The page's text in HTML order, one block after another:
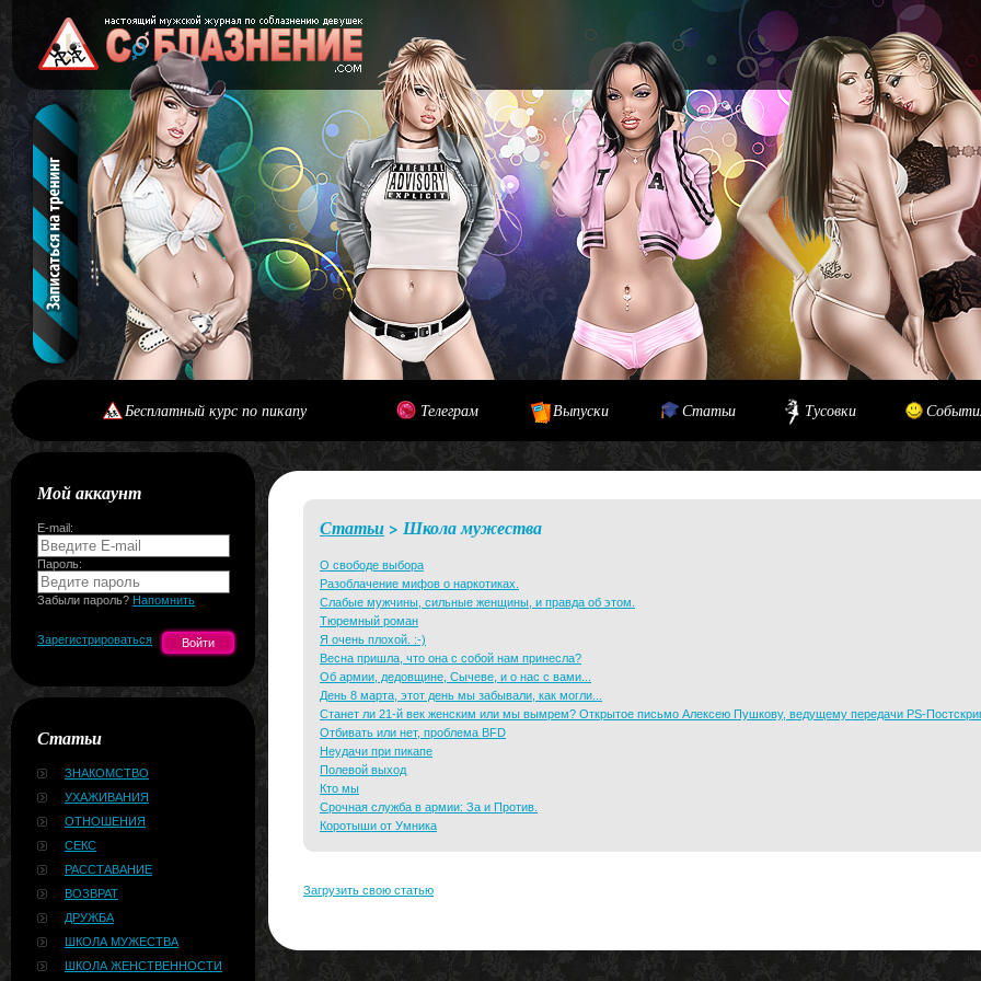
Бесплатный курс по пикапу Телеграм Выпуски Статьи Тусовки
Мой аккаунт
E-mail:
Пароль:
Забыли пароль? Напомнить
Зарегистрироваться
Статьи
ЗНАКОМСТВО
УХАЖИВАНИЯ
ОТНОШЕНИЯ
СЕКС
РАССТАВАНИЕ
ВОЗВРАТ
ДРУЖБА
ШКОЛА МУЖЕСТВА
ШКОЛА ЖЕНСТВЕННОСТИ
Статьи> Школа мужества
О свободе выбора
Разоблачение мифов о наркотиках.
Слабые мужчины, сильные женщины, и правда об этом.
Тюремный роман
Я очень плохой. :-)
Весна пришла, что она с собой нам принесла?
Об армии, дедовщине, Сычеве, и о нас с вами...
День 8 марта, этот день мы забывали, как могли...
Станет ли 21-й век женским или мы вымрем? Открытое письмо Алексею Пушкову, ведущему передачи PS-
Отбивать или нет, проблема BFD
Неудачи при пикапе
Полевой выход
Кто мы
Срочная служба в армии: За и Против.
Коротыши от Умника
Загрузить свою статью